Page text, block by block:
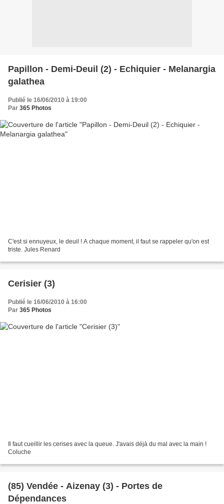
Papillon - Demi-Deuil (2) - Echiquier - Melanargia
galathea
Publié le 16/06/2010 à 19:00
Par 365 Photos
C'est si ennuyeux, le deuil ! A chaque moment, il faut se rappeler qu'on est
triste. Jules Renard
Cerisier (3)
Publié le 16/06/2010 à 16:00
Par 365 Photos
Il faut cueillir les cerises avec la queue. J'avais déjà du mal avec la main !
Coluche
(85) Vendée - Aizenay (3) - Portes de
Dépendances